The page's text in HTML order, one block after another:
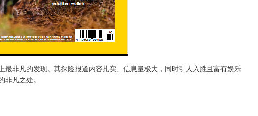
非凡的发现。其探险报道内容扎实、信息量极大，同时引人入胜且富有娱乐
凡之处。